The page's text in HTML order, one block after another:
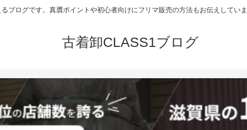
ブログです。真贋ポイントや初心者向けにフリマ販売の方法もお伝えしてい
古着卸CLASS1ブログ